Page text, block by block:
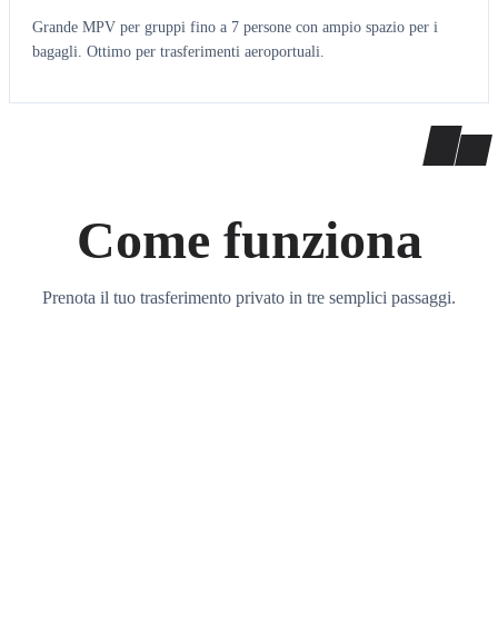
Grande MPV per gruppi fino a 7 persone con ampio spazio per i
bagagli. Ottimo per trasferimenti aeroportuali.
Come funziona
Prenota il tuo trasferimento privato in tre semplici passaggi.